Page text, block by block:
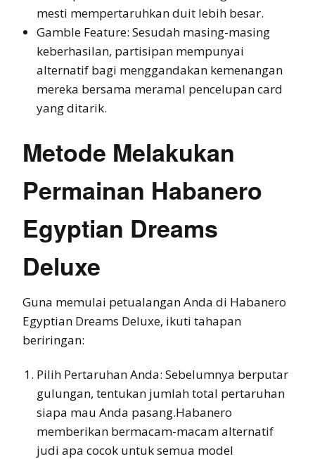
mesti mempertaruhkan duit lebih besar.
Gamble Feature: Sesudah masing-masing
keberhasilan, partisipan mempunyai
alternatif bagi menggandakan kemenangan
mereka bersama meramal pencelupan card
yang ditarik.
Metode Melakukan
Permainan Habanero
Egyptian Dreams
Deluxe
Guna memulai petualangan Anda di Habanero
Egyptian Dreams Deluxe, ikuti tahapan
beriringan:
Pilih Pertaruhan Anda: Sebelumnya berputar
gulungan, tentukan jumlah total pertaruhan
siapa mau Anda pasang.Habanero
memberikan bermacam-macam alternatif
judi apa cocok untuk semua model